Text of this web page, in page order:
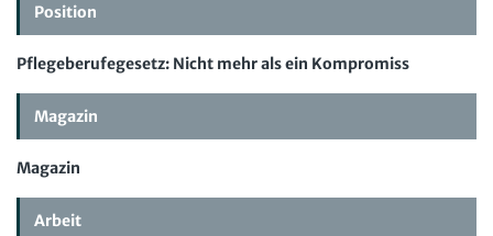
Lexikon
Der Personalrat
Computer und Arbeit
Arbeitsschutz und Mitbestimmung
Position
Pflegeberufegesetz: Nicht mehr als ein Kompromiss
Magazin
Magazin
Arbeit